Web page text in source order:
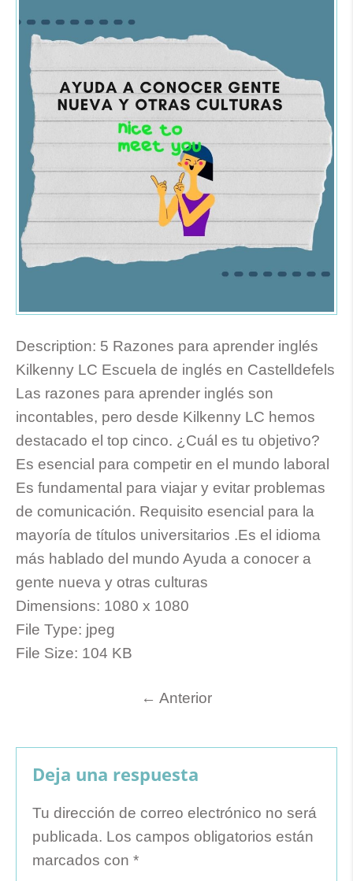
Description: 5 Razones para aprender inglés
Kilkenny LC Escuela de inglés en Castelldefels
Las razones para aprender inglés son
incontables, pero desde Kilkenny LC hemos
destacado el top cinco. ¿Cuál es tu objetivo?
Es esencial para competir en el mundo laboral
Es fundamental para viajar y evitar problemas
de comunicación. Requisito esencial para la
mayoría de títulos universitarios .Es el idioma
más hablado del mundo Ayuda a conocer a
gente nueva y otras culturas
Dimensions: 1080 x 1080
File Type: jpeg
File Size: 104 KB
← Anterior
Deja una respuesta
Tu dirección de correo electrónico no será
publicada. Los campos obligatorios están
marcados con *